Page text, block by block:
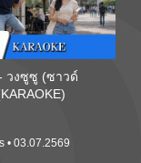
วงซูซู (ซาวด์
• 03.07.2569